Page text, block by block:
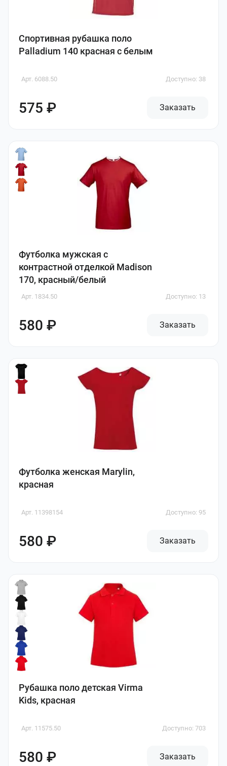
Спортивная рубашка поло
Palladium 140 красная с белым
Арт. 6088.50 Доступно: 38
575 ₽ Заказать
Футболка мужская с
контрастной отделкой Madison
170, красный/белый
Арт. 1834.50 Доступно: 13
580 ₽ Заказать
Футболка женская Marylin,
красная
Арт. 11398154 Доступно: 95
580 ₽ Заказать
Рубашка поло детская Virma
Kids, красная
Арт. 11575.50 Доступно: 703
580 ₽ Заказать